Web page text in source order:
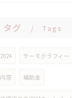
タグ Tags
2024 サーモグラフィー
内窓 補助金